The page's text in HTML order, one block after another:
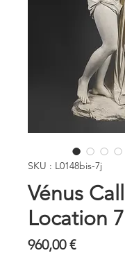
SKU : L0148bis-7j
Vénus
Location
960,00 €Prix